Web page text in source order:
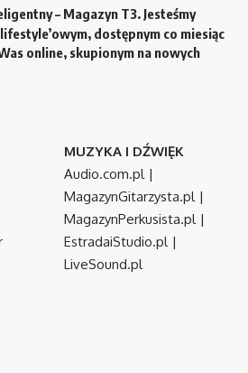
– Magazyn T3. Jesteśmy
dostępnym co miesiąc
online, skupionym na nowych
MUZYKA I DŹWIĘK
Audio.com.pl |
MagazynGitarzysta.pl |
MagazynPerkusista.pl |
EstradaiStudio.pl |
LiveSound.pl